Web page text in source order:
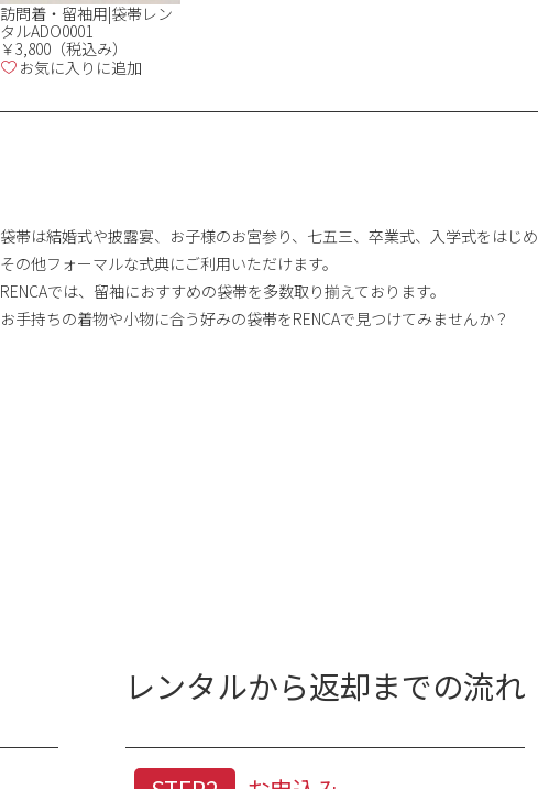
訪問着・留袖用|袋帯レン
タルADO0001
￥3,800（税込み）
お気に入りに追加
袋帯は結婚式や披露宴、お子様のお宮参り、七五三、卒業式、入学式をはじめ
その他フォーマルな式典にご利用いただけます。
RENCAでは、留袖におすすめの袋帯を多数取り揃えております。
お手持ちの着物や小物に合う好みの袋帯をRENCAで見つけてみませんか？
レンタルから返却までの流れ